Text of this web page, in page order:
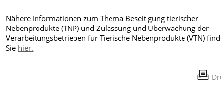
Nähere Informationen zum Thema Beseitigung tierischer
Nebenprodukte (TNP) und Zulassung und Überwachung der
Verarbeitungsbetrieben für Tierische Nebenprodukte (VTN)
Sie hier.